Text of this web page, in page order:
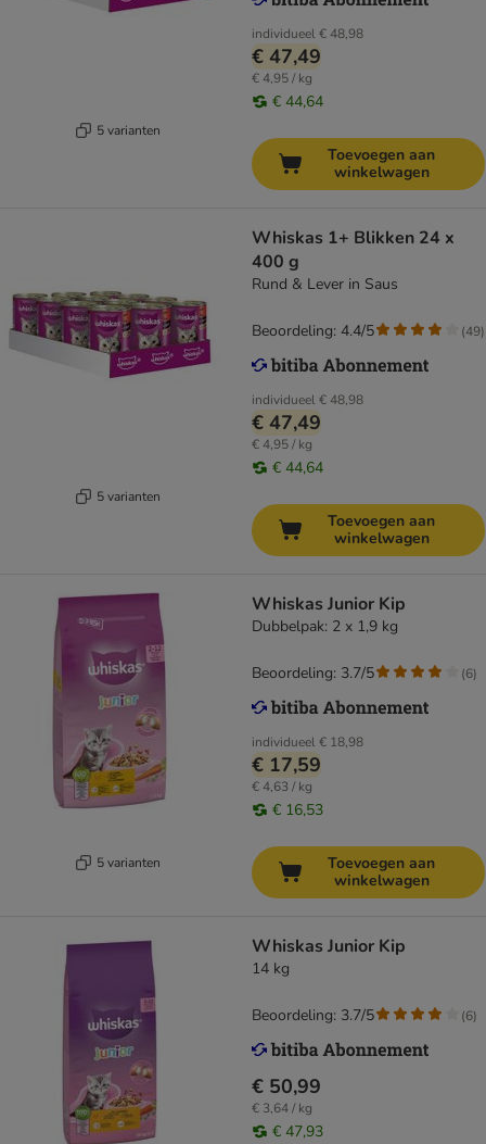
5 varianten
individueel€ 48,98
€ 47,49
€ 4,95 / kg
€ 44,64
Toevoegen aan
winkelwagen
5 varianten
Whiskas 1+ Blikken 24 x
400 g
Rund & Lever in Saus
individueel€ 48,98
€ 47,49
€ 4,95 / kg
€ 44,64
Beoordeling: 4.4/5 (49)
Toevoegen aan
winkelwagen
5 varianten
Whiskas Junior Kip
Dubbelpak: 2 x 1,9 kg
individueel€ 18,98
€ 17,59
€ 4,63 / kg
€ 16,53
Beoordeling: 3.7/5 (6)
Toevoegen aan
winkelwagen
Whiskas Junior Kip
14 kg
€ 50,99
€ 3,64 / kg
€ 47,93
Beoordeling: 3.7/5 (6)